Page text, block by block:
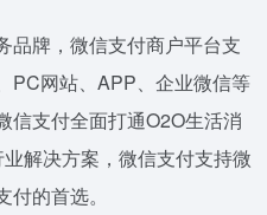
品牌，微信支付商户平台支
PC网站、APP、企业微信等
信支付全面打通O2O生活消
解决方案，微信支付支持微
的首选。